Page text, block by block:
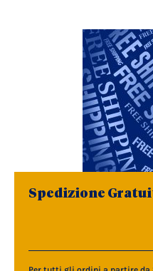
Spedizione